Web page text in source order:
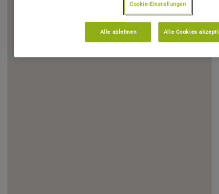
Cookie-Einstellungen
Alle ablehnen Alle Cookies